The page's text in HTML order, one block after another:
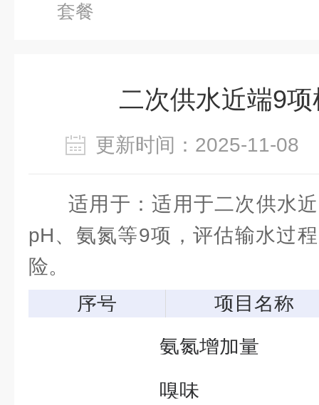
套餐
二次供水近端9
更新时间：2025-11-
适用于：适用于二次供水
pH、氨氮等9项，评估输水过
险。
序号
项目名称
氨氮增加量
嗅味